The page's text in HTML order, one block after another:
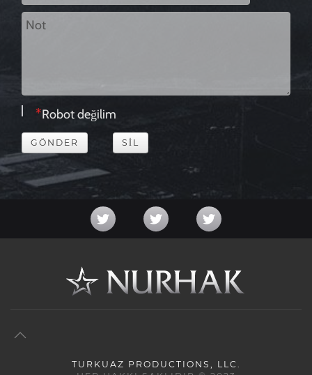
Robot değilim
GÖNDER SIL
TURKUAZ PRODUCTIONS, LLC.